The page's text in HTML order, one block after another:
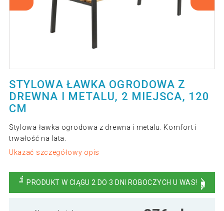
STYLOWA ŁAWKA OGRODOWA Z
DREWNA I METALU, 2 MIEJSCA, 120
CM
Stylowa ławka ogrodowa z drewna i metalu. Komfort i
trwałość na lata.
Ukazać szczegółowy opis
PRODUKT W CIĄGU 2 DO 3 DNI ROBOCZYCH U WAS!